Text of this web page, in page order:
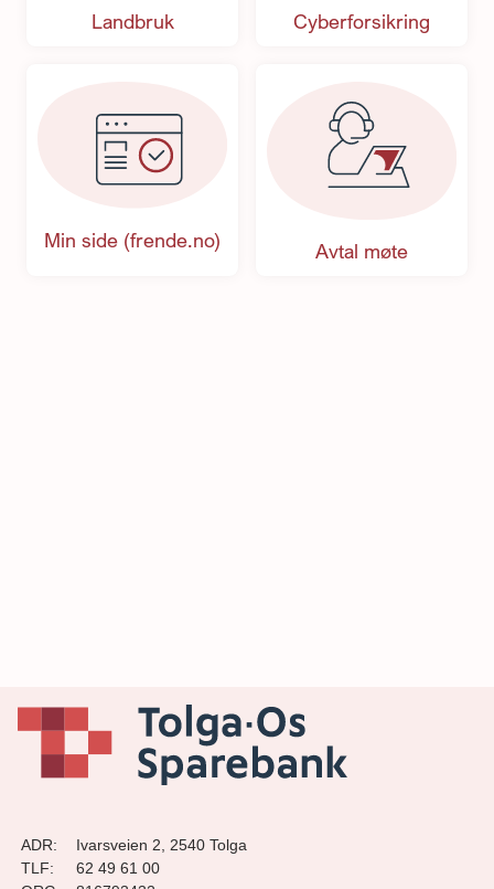
Landbruk Cyberforsikring
Min side (frende.no) Avtal møte
ADR:
Ivarsveien 2, 2540 Tolga
TLF:
62 49 61 00